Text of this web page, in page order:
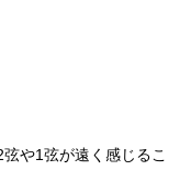
や1弦が遠く感じるこ